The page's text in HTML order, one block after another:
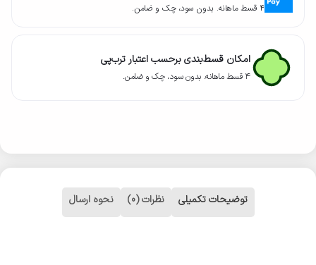
۴ قسط ماهانه. بدون سود، چک و ضامن.
امکان قسط‌بندی برحسب اعتبار ترب‌پی
۴ قسط ماهانه. بدون سود، چک و ضامن.
توضیحات تکمیلی نظرات (0) نحوه ارسال